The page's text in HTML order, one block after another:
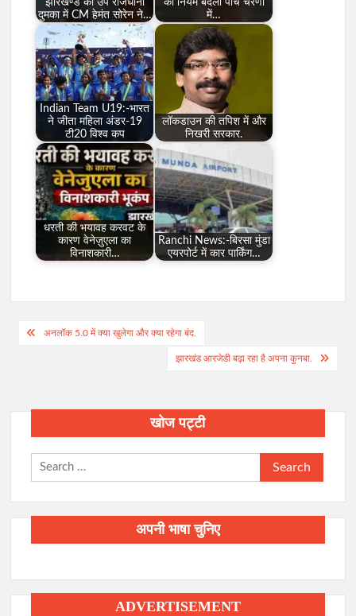
दुमका में CM हेमंत सोरेन ने…
में…
Indian Team U19:-भारत
ने जीता महिला अंडर-19
टी20 विश्व कप
लॉकडाउन की तपिश में और
निखरी सरकार.
धरती की भयावह करवट के
कारण वेनेज़ुएला का
विनाशकारी…
Ranchi News:-बिरसा मुंडा
एयरपोर्ट में कार पार्किंग…
Postअनलॉक 5.0 में क्या खुलेगा और क्या रहेगा बंद.
झारखंड आरजेडी बढ़ा रहा है अपना कुनबा.
खोज पट्टी
Search
for:
अपनी भाषा चुनिए
ADVERTISEMENT